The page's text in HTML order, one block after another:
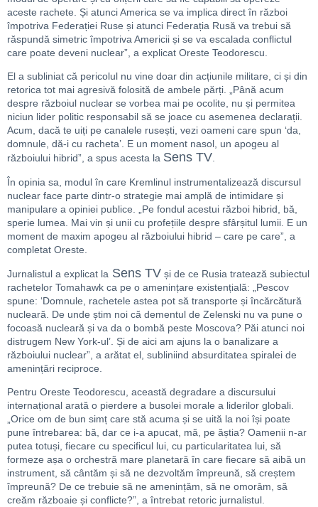
aceste rachete. Și atunci America se va implica direct în război
împotriva Federației Ruse și atunci Federația Rusă va trebui să
răspundă simetric împotriva Americii și se va escalada conflictul
care poate deveni nuclear”, a explicat Oreste Teodorescu.
El a subliniat că pericolul nu vine doar din acțiunile militare, ci și din
retorica tot mai agresivă folosită de ambele părți. „Până acum
despre războiul nuclear se vorbea mai pe ocolite, nu și permitea
niciun lider politic responsabil să se joace cu asemenea declarații.
Acum, dacă te uiți pe canalele rusești, vezi oameni care spun ‘da,
domnule, dă-i cu racheta’. E un moment nasol, un apogeu al
războiului hibrid”, a spus acesta la Sens TV
În opinia sa, modul în care Kremlinul instrumentalizează discursul
nuclear face parte dintr-o strategie mai amplă de intimidare și
manipulare a opiniei publice. „Pe fondul acestui război hibrid, bă,
sperie lumea. Mai vin și unii cu profețiile despre sfârșitul lumii. E un
moment de maxim apogeu al războiului hibrid – care pe care”, a
completat Oreste.
Jurnalistul a explicat la Sens TV și de ce Rusia tratează subiectul
rachetelor Tomahawk ca pe o amenințare existențială: „Pescov
spune: ‘Domnule, rachetele astea pot să transporte și încărcătură
nucleară. De unde știm noi că dementul de Zelenski nu va pune o
focoasă nucleară și va da o bombă peste Moscova? Păi atunci noi
distrugem New York-ul’. Și de aici am ajuns la o banalizare a
războiului nuclear”, a arătat el, subliniind absurditatea spiralei de
amenințări reciproce.
Pentru Oreste Teodorescu, această degradare a discursului
internațional arată o pierdere a busolei morale a liderilor globali.
„Orice om de bun simț care stă acuma și se uită la noi își poate
pune întrebarea: bă, dar ce i-a apucat, mă, pe ăștia? Oamenii n-ar
putea totuși, fiecare cu specificul lui, cu particularitatea lui, să
formeze așa o orchestră mare planetară în care fiecare să aibă un
instrument, să cântăm și să ne dezvoltăm împreună, să creștem
împreună? De ce trebuie să ne amenințăm, să ne omorâm, să
creăm războaie și conflicte?”, a întrebat retoric jurnalistul.